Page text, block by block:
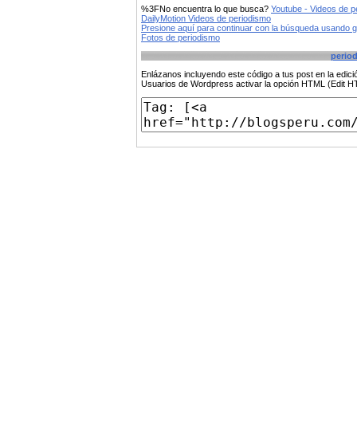
%3FNo encuentra lo que busca? Youtube - Videos de
DailyMotion Videos de periodismo
Presione aquí para continuar con la búsqueda usando
Fotos de periodismo
Enlázanos incluyendo este código a tus post en la
Usuarios de Wordpress activar la opción HTML (Edit